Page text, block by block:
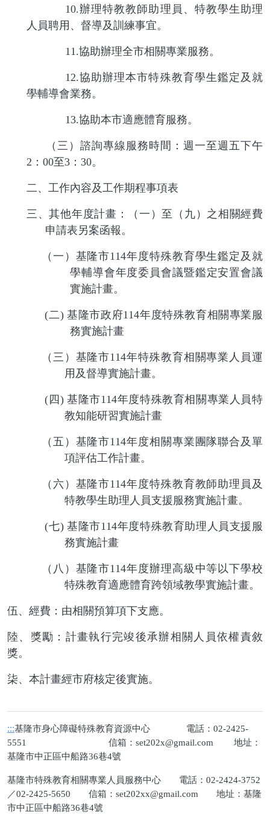
10.辦理特教教師助理員、特教學生助理
人員聘用、督導及訓練事宜。
11.協助辦理全市相關專業服務。
12.協助辦理本市特殊教育學生鑑定及就
學輔導會業務。
13.協助本市適應體育服務。
（三）諮詢專線服務時間：週一至週五下午
2 ： 00至3 ： 30。
二、工作內容及工作期程事項表
三、其他年度計畫：（一）至（九）之相關經費
申請表另案函報。
（一）基隆市114年度特殊教育學生鑑定及就
學輔導會年度委員會議暨鑑定安置會議
實施計畫。
(二)基隆市政府114年度特殊教育相關專業服
務實施計畫
（三）基隆市114年特殊教育相關專業人員運
用及督導實施計畫。
( 四 )基隆市114年度特殊教育相關專業人員特
教知能研習實施計畫
（五）基隆市114年度相關專業團隊聯合及單
項評估工作計畫。
（六）基隆市114年度特殊教育教師助理員及
特教學生助理人員支援服務實施計畫。
(七)基隆市114年度特殊教育助理人員支援服
務實施計畫
（八）基隆市114年度辦理高級中等以下學校
特殊教育適應體育跨領域教學實施計畫。
伍、經費：由相關預算項下支應。
陸、獎勵：計畫執行完竣後承辦相關人員依權責敘
獎。
柒、本計畫經市府核定後實施。
:::基隆市身心障礙特殊教育資源中心 電話：02-2425-
5551 信箱： set202x@gmail.com 地址：
基隆市中正區中船路36巷4號
基隆市特殊教育相關專業人員服務中心 電話：02-2424-3752
／02-2425-5650 信箱： set202xx@gmail.com 地址：基隆
市中正區中船路36巷4號